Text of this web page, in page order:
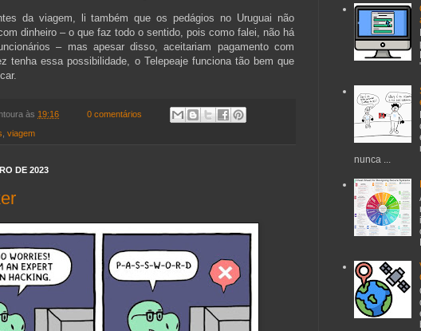
da viagem, li também que os pedágios no Uruguai não
dinheiro – o que faz todo o sentido, pois como falei, não há
– mas apesar disso, aceitariam pagamento com
tenha essa possibilidade, o Telepeaje funciona tão bem que
às 19:16 0 comentários
viagem
DE 2023
nunca ...